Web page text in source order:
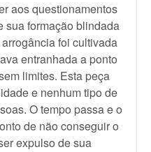
aos questionamentos
sua formação blindada
foi cultivada
entranhada a ponto
limites. Esta peça
e nenhum tipo de
O tempo passa e o
de não conseguir o
expulso de sua